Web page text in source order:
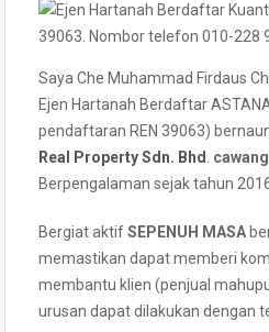
Saya Che Muhammad Firdaus
Ejen Hartanah Berdaftar
pendaftaran REN 39063)
Real Property Sdn. Bhd
Berpengalaman sejak tahun
Bergiat aktifSEPENUH MASA
memastikan dapat memberi
membantu klien (penjual
urusan dapat dilakukan dengan